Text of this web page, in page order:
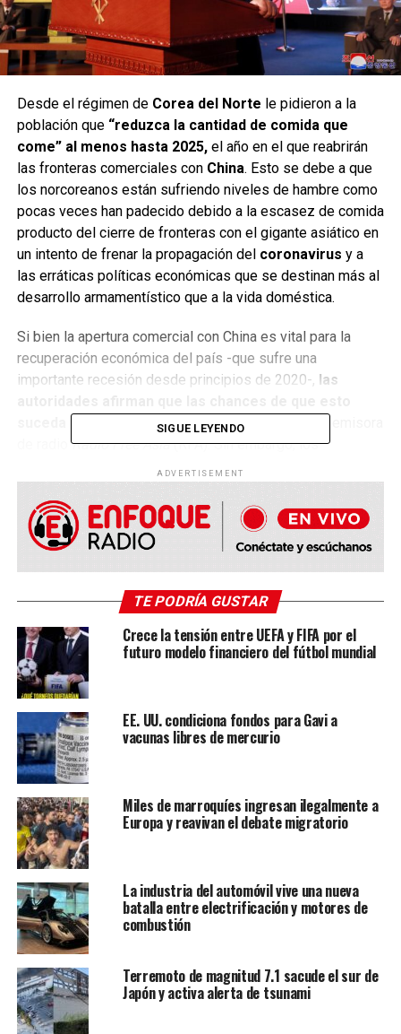
Desde el régimen deCorea del Norte le pidieron a la
población que “reduzca la cantidad de comida que
come” al menos hasta 2025,el año en el que reabrirán
las fronteras comerciales con China. Esto se debe a que
los norcoreanos están sufriendo niveles de hambre como
pocas veces han padecido debido a la escasez de comida
producto del cierre de fronteras con el gigante asiático en
un intento de frenar la propagación del coronavirus y a
las erráticas políticas económicas que se destinan más al
desarrollo armamentístico que a la vida doméstica.
Si bien la apertura comercial con China es vital para la
recuperación económica del país -que sufre una
importante recesión desde principios de 2020-, las
suceda antes de 2025 son muy pocas
de radioRadio Free Asia(RFA). Sin embargo, los
ciudadanos denuncian que la situación es de extrema
gravedad y que es impensable llegar al 2025 en estas
condiciones. Es más,muchas familias temen no contar
con los recursos necesarios para superar el invierno.
“La situación alimentaria en este momento es ya
claramente una emergencia, y la gente está luchando
que tienen que conservar y consumir menos
alimentos hasta 2025… no pueden hacer otra cosa
que sentir una gran desesperación
seguridad. “ Algunos de los residentes dicen que la
situación actual es tan grave que no saben si podrán
sobrevivir al próximo invierno. Dicen que
SIGUE LEYENDO
ADVERTISEMENT
TE PODRÍA GUSTAR
Crece la tensión entre UEFA y FIFA por el
futuro modelo financiero del fútbol mundial
EE. UU. condiciona fondos para Gavi a
vacunas libres de mercurio
Miles de marroquíes ingresan ilegalmente a
Europa y reavivan el debate migratorio
La industria del automóvil vive una nueva
batalla entre electrificación y motores de
combustión
Terremoto de magnitud 7.1 sacude el sur de
Japón y activa alerta de tsunami